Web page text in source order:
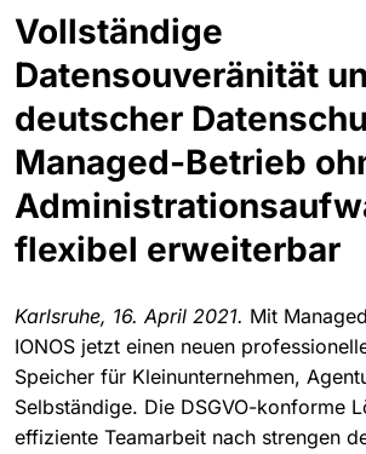
Vollständige
Datensouveränität
deutscher
Managed-Betrieb
flexibel erweiterbar
Karlsruhe, 16. April 2021. Mit
IONOS jetzt einen neuen
Speicher für Kleinunternehmen,
Selbständige. Die DSGVO-konforme
effiziente Teamarbeit nach strengen